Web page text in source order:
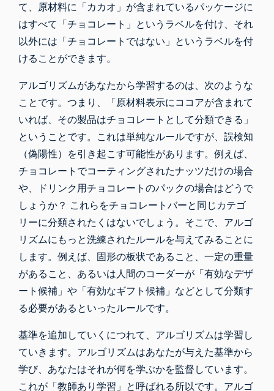
て、原材料に「カカオ」が含まれているパッケージに
はすべて「チョコレート」というラベルを付け、それ
以外には「チョコレートではない」というラベルを付
けることができます。
アルゴリズムがあなたから学習するのは、次のような
ことです。つまり、「原材料表示にココアが含まれて
いれば、その製品はチョコレートとして分類できる」
ということです。これは単純なルールですが、誤検知
（偽陽性）を引き起こす可能性があります。例えば、
チョコレートでコーティングされたナッツだけの場合
や、ドリンク用チョコレートのパックの場合はどうで
しょうか？ これらをチョコレートバーと同じカテゴ
リーに分類されたくはないでしょう。そこで、アルゴ
リズムにもっと洗練されたルールを与えてみることに
します。例えば、固形の板状であること、一定の重量
があること、あるいは人間のコーダーが「有効なデザ
ート候補」や「有効なギフト候補」などとして分類す
る必要があるといったルールです。
基準を追加していくにつれて、アルゴリズムは学習し
ていきます。アルゴリズムはあなたが与えた基準から
学び、あなたはそれが何を学ぶかを監督しています。
これが「教師あり学習」と呼ばれる所以です。アルゴ